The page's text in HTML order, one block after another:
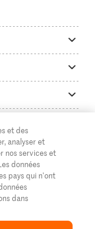
et des
analyser et
nos services et
données
pays qui n'ont
dans